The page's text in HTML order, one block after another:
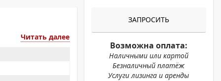
Читать далее
ЗАПРОСИТЬ
Возможна оплата:
Наличными или картой
Безналичный платёж
Услуги лизинга и аренды